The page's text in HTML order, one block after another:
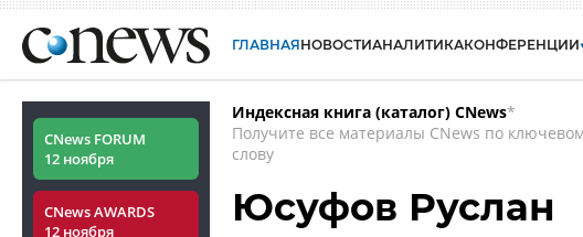
ГЛАВНАЯНОВОСТИАНАЛИТИКАКОНФЕРЕНЦИИ
CNews FORUM
12 ноября
CNews AWARDS
12 ноября
Индексная книга (каталог) CNews*
Получите все материалы CNews по
слову
Юсуфов Руслан